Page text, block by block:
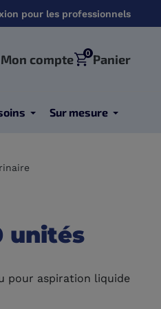
pour les professionnels
Mon compte 0 Panier
Sur mesure
unités
pour aspiration liquide